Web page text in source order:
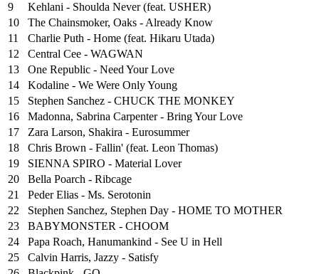
9
Kehlani - Shoulda Never (feat. USHER)
10
The Chainsmoker, Oaks - Already Know
11
Charlie Puth - Home (feat. Hikaru Utada)
12
Central Cee - WAGWAN
13
One Republic - Need Your Love
14
Kodaline - We Were Only Young
15
Stephen Sanchez - CHUCK THE MONKEY
16
Madonna, Sabrina Carpenter - Bring Your Love
17
Zara Larson, Shakira - Eurosummer
18
Chris Brown - Fallin' (feat. Leon Thomas)
19
SIENNA SPIRO - Material Lover
20
Bella Poarch - Ribcage
21
Peder Elias - Ms. Serotonin
22
Stephen Sanchez, Stephen Day - HOME TO MOTHER
23
BABYMONSTER - CHOOM
24
Papa Roach, Hanumankind - See U in Hell
25
⁠Calvin Harris, Jazzy - Satisfy